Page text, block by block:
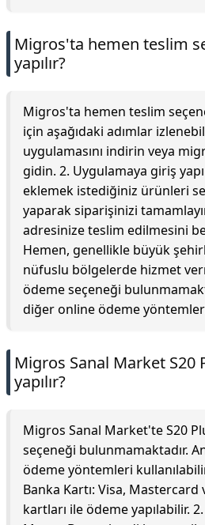
Migros'ta hemen teslim
yapılır?
Migros'ta hemen teslim
için aşağıdaki adımlar
uygulamasını indirin veya
gidin. 2. Uygulamaya giriş
eklemek istediğiniz ürünleri
yaparak siparişinizi
adresinize teslim edilmesini
Hemen, genellikle büyük
nüfuslu bölgelerde hizmet
ödeme seçeneği
diğer online ödeme
Migros Sanal Market S20
yapılır?
Migros Sanal Market'te S20
seçeneği bulunmamaktadır.
ödeme yöntemleri
Banka Kartı: Visa,
kartları ile ödeme yapılabilir.